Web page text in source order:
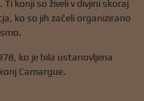
konji so živeli v divjini skoraj
ko so jih začeli organizirano
ko je bila ustanovljena
Camargue.